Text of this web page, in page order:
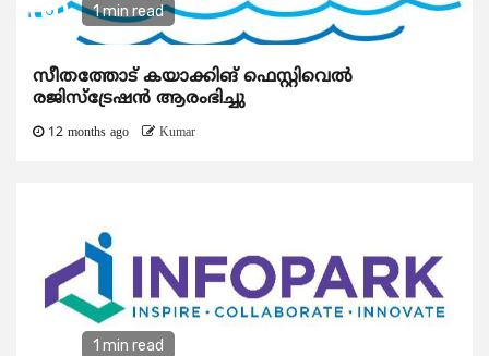
1 min read
സീതത്തോട് കയാക്കിങ് ഫെസ്റ്റിവെല്‍
രജിസ്ട്രേഷന്‍ ആരംഭിച്ചു
12 months ago Kumar
1 min read